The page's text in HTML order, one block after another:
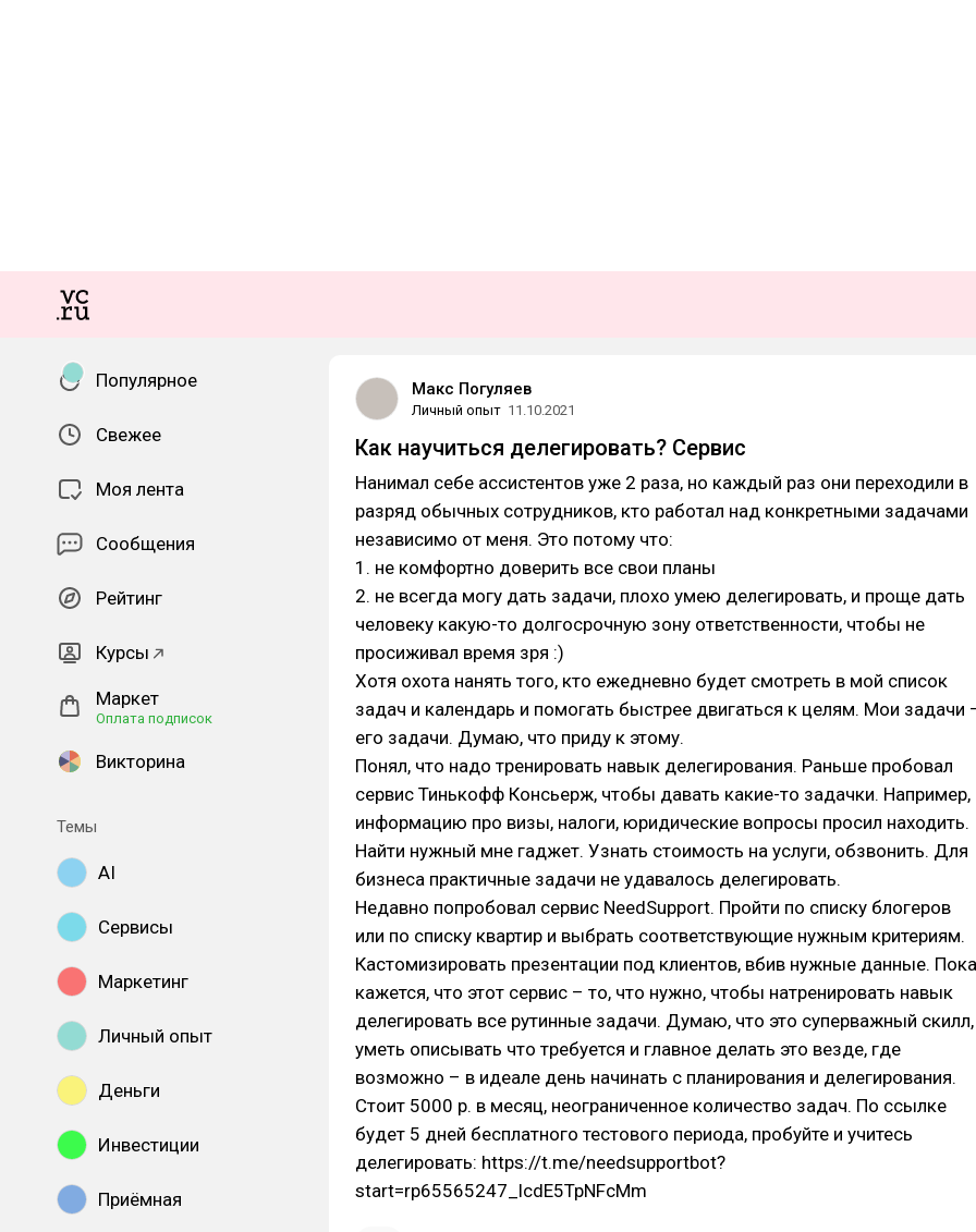
Популярное
Свежее
Моя лента
Сообщения
Рейтинг
Курсы
Маркет
Оплата подписок
Викторина
Темы
AI
Сервисы
Маркетинг
Личный опыт
Деньги
Инвестиции
Приёмная
Макс Погуляев
Личный опыт 11.10.2021
Как научиться делегировать? Сервис
Нанимал себе ассистентов уже 2 раза, но каждый раз они переходили в
разряд обычных сотрудников, кто работал над конкретными задачами
независимо от меня. Это потому что:
1. не комфортно доверить все свои планы
2. не всегда могу дать задачи, плохо умею делегировать, и проще дать
человеку какую-то долгосрочную зону ответственности, чтобы не
просиживал время зря :)
Хотя охота нанять того, кто ежедневно будет смотреть в мой список
задач и календарь и помогать быстрее двигаться к целям. Мои задачи
его задачи. Думаю, что приду к этому.
Понял, что надо тренировать навык делегирования. Раньше пробовал
сервис Тинькофф Консьерж, чтобы давать какие-то задачки. Например,
информацию про визы, налоги, юридические вопросы просил находить.
Найти нужный мне гаджет. Узнать стоимость на услуги, обзвонить. Для
бизнеса практичные задачи не удавалось делегировать.
Недавно попробовал сервис NeedSupport. Пройти по списку блогеров
или по списку квартир и выбрать соответствующие нужным критериям.
Кастомизировать презентации под клиентов, вбив нужные данные. Пока
кажется, что этот сервис – то, что нужно, чтобы натренировать навык
делегировать все рутинные задачи. Думаю, что это суперважный скилл,
уметь описывать что требуется и главное делать это везде, где
возможно – в идеале день начинать с планирования и делегирования.
Стоит 5000 р. в месяц, неограниченное количество задач. По ссылке
будет 5 дней бесплатного тестового периода, пробуйте и учитесь
делегировать: https://t.me/needsupportbot?
start=rp65565247_lcdE5TpNFcMm